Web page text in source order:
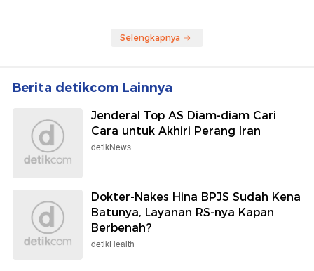
Selengkapnya
Berita detikcom Lainnya
Jenderal Top AS Diam-diam Cari
Cara untuk Akhiri Perang Iran
detikNews
Dokter-Nakes Hina BPJS Sudah Kena
Batunya, Layanan RS-nya Kapan
Berbenah?
detikHealth